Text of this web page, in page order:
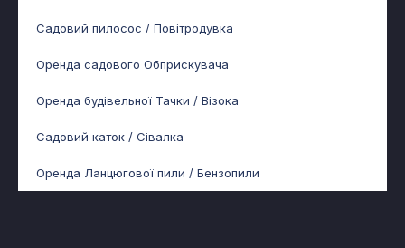
Садовий пилосос / Повітродувка
Оренда садового Обприскувача
Оренда будівельної Тачки / Візока
Садовий каток / Сівалка
Оренда Ланцюгової пили / Бензопили